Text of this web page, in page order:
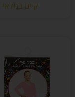
קיים במלאי